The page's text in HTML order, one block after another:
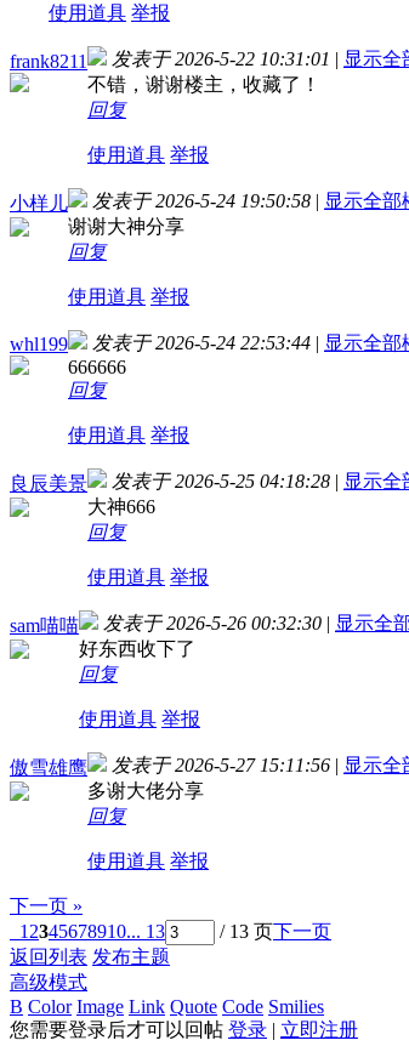
使用道具 举报
frank8211 发表于 2026-5-22 10:31:01 | 显示全
不错，谢谢楼主，收藏了！
回复
使用道具 举报
小样儿 发表于 2026-5-24 19:50:58 | 显示全部
谢谢大神分享
回复
使用道具 举报
whl199 发表于 2026-5-24 22:53:44 | 显示全部
666666
回复
使用道具 举报
良辰美景 发表于 2026-5-25 04:18:28 | 显示全
大神666
回复
使用道具 举报
sam喵喵 发表于 2026-5-26 00:32:30 | 显示全
好东西收下了
回复
使用道具 举报
傲雪雄鹰 发表于 2026-5-27 15:11:56 | 显示全
多谢大佬分享
回复
使用道具 举报
下一页 »
1 2345678910... 13 / 13 页下一页
返回列表 发布主题
高级模式
B Color Image Link Quote Code Smilies
您需要登录后才可以回帖 登录 | 立即注册